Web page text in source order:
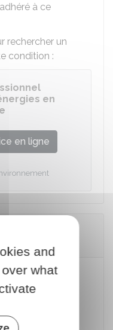
à ce
rechercher un
condition :
en
en ligne
on ses
?
envoyés en
à respecter les
pouvez
and
what